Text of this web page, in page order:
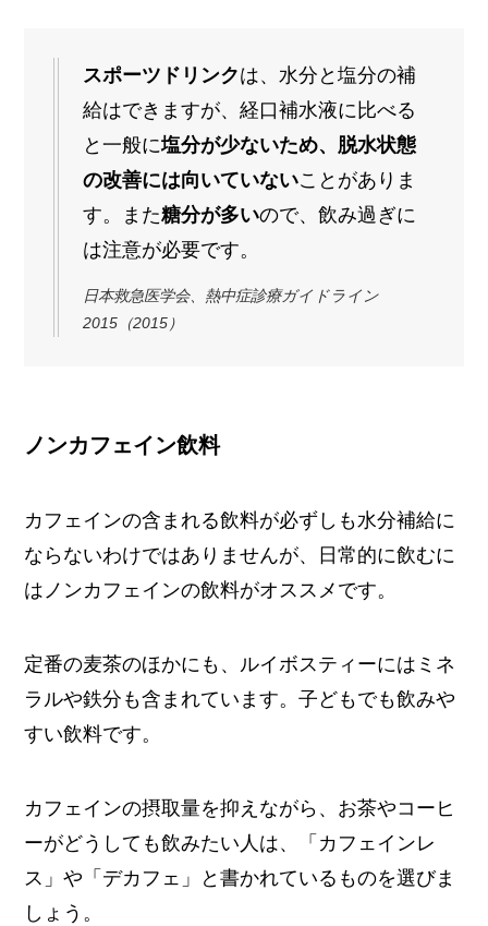
スポーツドリンクは、水分と塩分の補
給はできますが、経口補水液に比べる
と一般に塩分が少ないため、脱水状態
の改善には向いていないことがありま
す。また糖分が多いので、飲み過ぎに
は注意が必要です。
日本救急医学会、熱中症診療ガイドライン
2015（2015）
ノンカフェイン飲料
カフェインの含まれる飲料が必ずしも水分補給に
ならないわけではありませんが、日常的に飲むに
はノンカフェインの飲料がオススメです。
定番の麦茶のほかにも、ルイボスティーにはミネ
ラルや鉄分も含まれています。子どもでも飲みや
すい飲料です。
カフェインの摂取量を抑えながら、お茶やコーヒ
ーがどうしても飲みたい人は、「カフェインレ
ス」や「デカフェ」と書かれているものを選びま
しょう。